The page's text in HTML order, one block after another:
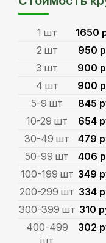
1 шт
1650
2 шт
950
3 шт
900
4 шт
900
5-9 шт
845
10-29 шт
654
30-49 шт
479
50-99 шт
406
100-199 шт 349
200-299 шт 334
300-399 шт 310
400-499
шт
302